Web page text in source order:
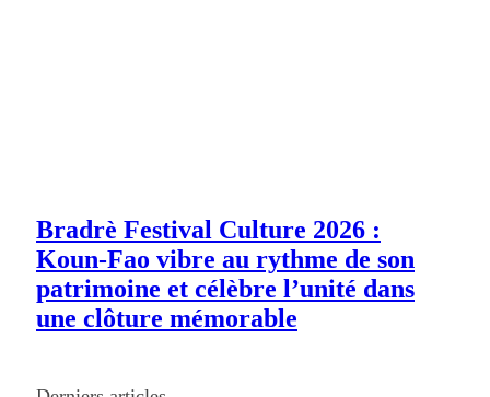
Bradrè Festival Culture 2026 :
Koun-Fao vibre au rythme de son
patrimoine et célèbre l’unité dans
une clôture mémorable